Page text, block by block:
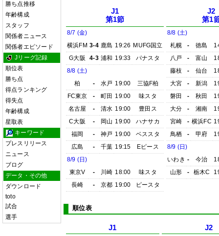
勝ち点推移
年齢構成
スタッフ
関係者ニュース
関係者エピソード
Jリーグ記録
順位表
勝ち点
得点ランキング
得失点
年齢構成
星取表
キーワード
プレスリリース
ニュース
ブログ
データ・その他
ダウンロード
toto
試合
選手
J1
第1節
8/7 (金)
横浜FM 3-4 鹿島 19:26 MUFG国立
G大阪
4-3 浦和 19:33
パナスタ
8/8 (土)
柏
- 水戸 19:00
三協F柏
FC東京
- 町田 19:00
味スタ
名古屋
- 清水 19:00
豊田ス
C大阪
- 岡山 19:00
ハナサカ
福岡
- 神戸 19:00
ベススタ
広島
- 千葉 19:15
Eピース
8/9 (日)
東京V
- 川崎 18:00
味スタ
長崎
- 京都 19:00 ピースタ
J2
第1
8/8 (土)
札幌
- 徳島
八戸
- 富山
藤枝
- 仙台
大宮
- 新潟
磐田
- 秋田
大分
- 湘南
宮崎
- 横浜FC
鳥栖
- 甲府
8/9 (日)
いわき - 今治
山形
- 栃木C
順位表
J1 J2